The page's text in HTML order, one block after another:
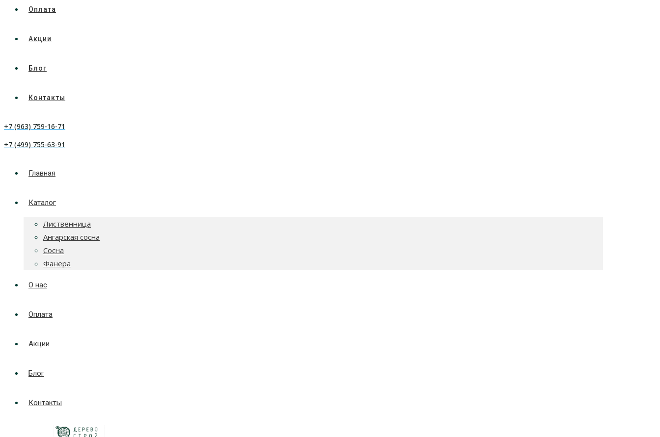
Оплата
Акции
Блог
Контакты
+7 (963) 759-16-71
+7 (499) 755-63-91
Главная
Каталог
Лиственница
Ангарская сосна
Сосна
Фанера
О нас
Оплата
Акции
Блог
Контакты